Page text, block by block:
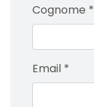
Cognome *
Email *